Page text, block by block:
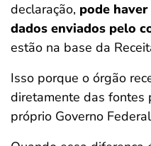
declaração, pode
dados enviados pelo
estão na base da
Isso porque o órgão
diretamente das fontes
próprio Governo